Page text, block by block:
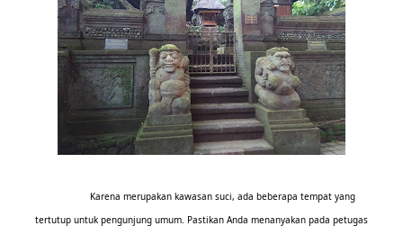
Karena merupakan kawasan suci, ada beberapa tempat yang
tertutup untuk pengunjung umum. Pastikan Anda menanyakan pada petugas